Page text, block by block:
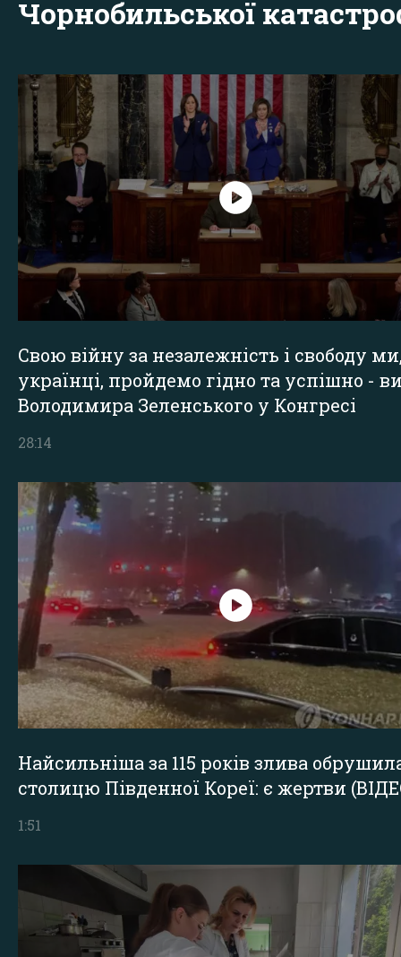
Чорнобильської
Свою війну за незалежність і свободу
українці, пройдемо гідно та успішно -
Володимира Зеленського у Конгресі
28:14
Найсильніша за 115 років злива
столицю Південної Кореї: є жертви
1:51